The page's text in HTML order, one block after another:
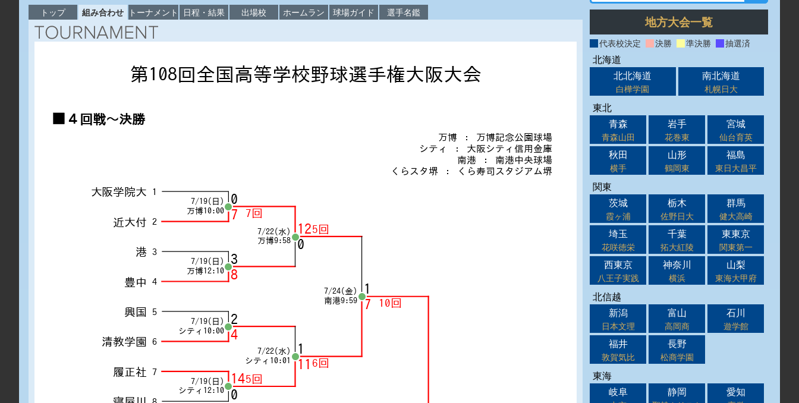
トップ 組み合わせ トーナメント 日程・結果 出場校 ホームラン 球場ガイド 選手名鑑
地方大会一覧
代表校決定 決勝 準決勝 抽選済
北海道
北北海道
白樺学園
南北海道
札幌日大
東北
青森
青森山田
岩手
花巻東
宮城
仙台育英
秋田
横手
山形
鶴岡東
福島
東日大昌平
関東
茨城
霞ヶ浦
栃木
佐野日大
群馬
健大高崎
埼玉
花咲徳栄
千葉
拓大紅陵
東東京
関東第一
西東京
八王子実践
神奈川
横浜
山梨
東海大甲府
北信越
新潟
日本文理
富山
高岡商
石川
遊学館
福井
敦賀気比
長野
松商学園
東海
岐阜
静岡 愛知